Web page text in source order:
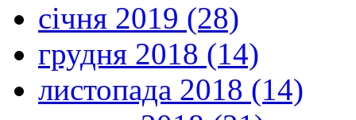
січня 2019 (28)
грудня 2018 (14)
листопада 2018 (14)